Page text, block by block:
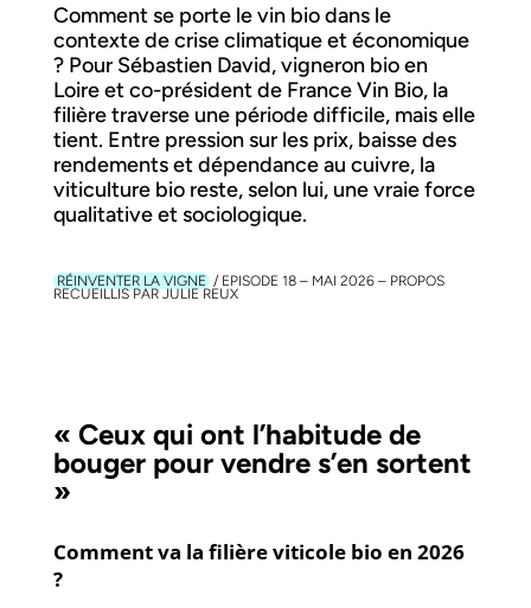
Comment se porte le vin bio dans le
contexte de crise climatique et économique
? Pour Sébastien David, vigneron bio en
Loire et co-président de France Vin Bio, la
filière traverse une période difficile, mais elle
tient. Entre pression sur les prix, baisse des
rendements et dépendance au cuivre, la
viticulture bio reste, selon lui, une vraie force
qualitative et sociologique.
RÉINVENTER LA VIGNE / EPISODE 18 – MAI 2026 – PROPOS
RECUEILLIS PAR JULIE REUX
« Ceux qui ont l’habitude de
bouger pour vendre s’en sortent
»
Comment va la filière viticole bio en 2026
?